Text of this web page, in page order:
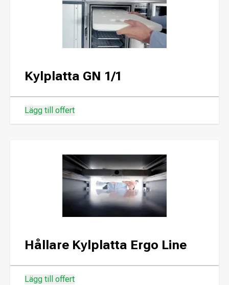
Kylplatta GN 1/1
Lägg till offert
Hållare Kylplatta Ergo Line
Lägg till offert